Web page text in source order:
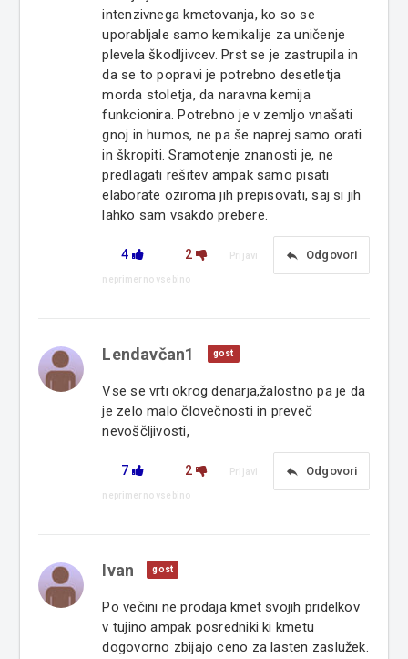
intenzivnega kmetovanja, ko so se
uporabljale samo kemikalije za uničenje
plevela škodljivcev. Prst se je zastrupila in
da se to popravi je potrebno desetletja
morda stoletja, da naravna kemija
funkcionira. Potrebno je v zemljo vnašati
gnoj in humos, ne pa še naprej samo orati
in škropiti. Sramotenje znanosti je, ne
predlagati rešitev ampak samo pisati
elaborate oziroma jih prepisovati, saj si jih
lahko sam vsakdo prebere.
4 2 reply Odgovori
Prijavi
neprimerno vsebino
Lendavčan1 gost
Vse se vrti okrog denarja,žalostno pa je da
je zelo malo človečnosti in preveč
nevoščljivosti,
7 2 reply Odgovori
Prijavi
neprimerno vsebino
Ivan gost
Po večini ne prodaja kmet svojih pridelkov
v tujino ampak posredniki ki kmetu
dogovorno zbijajo ceno za lasten zaslužek.